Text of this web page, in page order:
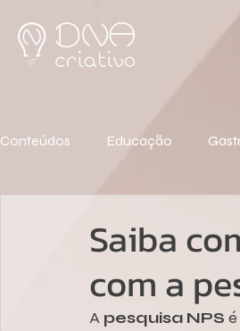
Conteúdos Educação
Saiba
com a
A pesquisa NPS